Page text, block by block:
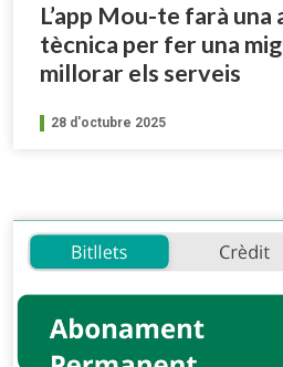
L’app Mou-te farà una
tècnica per fer una
millorar els serveis
28 d'octubre 2025